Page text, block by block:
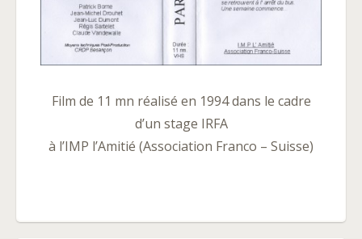
Film de 11 mn réalisé en 1994 dans le cadre
d’un stage IRFA
à l’IMP l’Amitié (Association Franco – Suisse)